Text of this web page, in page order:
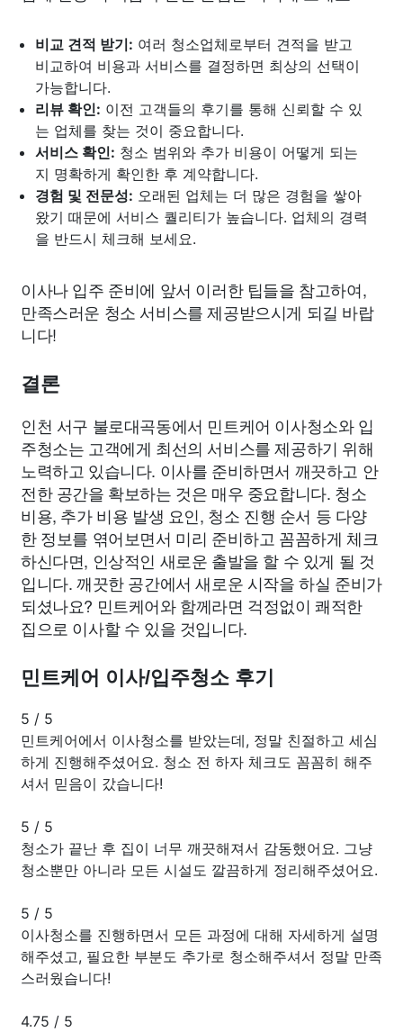
비교 견적 받기: 여러 청소업체로부터 견적을 받고
비교하여 비용과 서비스를 결정하면 최상의 선택이
가능합니다.
리뷰 확인: 이전 고객들의 후기를 통해 신뢰할 수 있
는 업체를 찾는 것이 중요합니다.
서비스 확인: 청소 범위와 추가 비용이 어떻게 되는
지 명확하게 확인한 후 계약합니다.
경험 및 전문성: 오래된 업체는 더 많은 경험을 쌓아
왔기 때문에 서비스 퀄리티가 높습니다. 업체의 경력
을 반드시 체크해 보세요.
이사나 입주 준비에 앞서 이러한 팁들을 참고하여,
만족스러운 청소 서비스를 제공받으시게 되길 바랍
니다!
결론
인천 서구 불로대곡동에서 민트케어 이사청소와 입
주청소는 고객에게 최선의 서비스를 제공하기 위해
노력하고 있습니다. 이사를 준비하면서 깨끗하고 안
전한 공간을 확보하는 것은 매우 중요합니다. 청소
비용, 추가 비용 발생 요인, 청소 진행 순서 등 다양
한 정보를 엮어보면서 미리 준비하고 꼼꼼하게 체크
하신다면, 인상적인 새로운 출발을 할 수 있게 될 것
입니다. 깨끗한 공간에서 새로운 시작을 하실 준비가
되셨나요? 민트케어와 함께라면 걱정없이 쾌적한
집으로 이사할 수 있을 것입니다.
민트케어 이사/입주청소 후기
5 / 5
민트케어에서 이사청소를 받았는데, 정말 친절하고 세심
하게 진행해주셨어요. 청소 전 하자 체크도 꼼꼼히 해주
셔서 믿음이 갔습니다!
5 / 5
청소가 끝난 후 집이 너무 깨끗해져서 감동했어요. 그냥
청소뿐만 아니라 모든 시설도 깔끔하게 정리해주셨어요.
5 / 5
이사청소를 진행하면서 모든 과정에 대해 자세하게 설명
해주셨고, 필요한 부분도 추가로 청소해주셔서 정말 만족
스러웠습니다!
4.75 / 5